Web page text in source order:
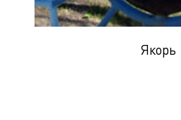
Якорь